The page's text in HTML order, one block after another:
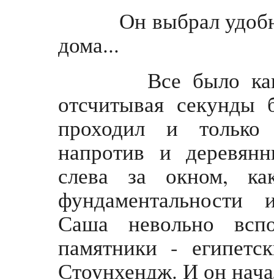
Он выбрал
дома...
Все было как
отсчитывая
проходил и только
напротив и
слева за окном,
фундаментальности
Саша невольно
памятники -
Стоунхендж. И он